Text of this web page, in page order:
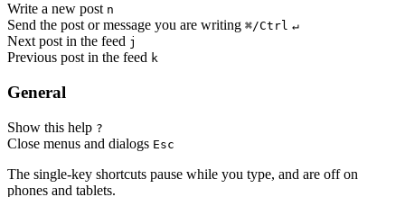
Write a new post n
Send the post or message you are writing ⌘/Ctrl ↵
Next post in the feed j
Previous post in the feed k
General
Show this help ?
Close menus and dialogs Esc
The single-key shortcuts pause while you type, and are off on
phones and tablets.